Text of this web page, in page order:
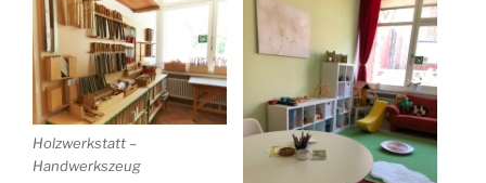
Holzwerkstatt –
Handwerkszeug